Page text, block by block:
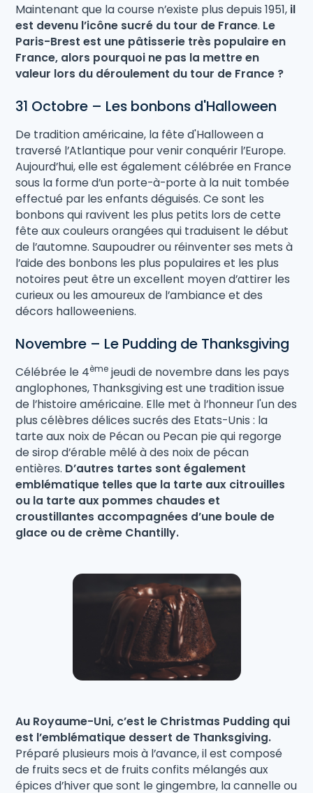
Maintenant que la course n’existe plus depuis 1951, il
est devenu l’icône sucré du tour de France. Le
Paris-Brest est une pâtisserie très populaire en
France, alors pourquoi ne pas la mettre en
valeur lors du déroulement du tour de France ?
31 Octobre – Les bonbons d'Halloween
De tradition américaine, la fête d'Halloween a
traversé l’Atlantique pour venir conquérir l’Europe.
Aujourd’hui, elle est également célébrée en France
sous la forme d’un porte-à-porte à la nuit tombée
effectué par les enfants déguisés. Ce sont les
bonbons qui ravivent les plus petits lors de cette
fête aux couleurs orangées qui traduisent le début
de l’automne. Saupoudrer ou réinventer ses mets à
l’aide des bonbons les plus populaires et les plus
notoires peut être un excellent moyen d’attirer les
curieux ou les amoureux de l’ambiance et des
décors halloweeniens.
Novembre – Le Pudding de Thanksgiving
Célébrée le 4ème jeudi de novembre dans les pays
anglophones, Thanksgiving est une tradition issue
de l’histoire américaine. Elle met à l’honneur l'un des
plus célèbres délices sucrés des Etats-Unis : la
tarte aux noix de Pécan ou Pecan pie qui regorge
de sirop d’érable mêlé à des noix de pécan
entières. D’autres tartes sont également
emblématique telles que la tarte aux citrouilles
ou la tarte aux pommes chaudes et
croustillantes accompagnées d’une boule de
glace ou de crème Chantilly.
Au Royaume-Uni, c’est le Christmas Pudding qui
est l’emblématique dessert de Thanksgiving.
Préparé plusieurs mois à l’avance, il est composé
de fruits secs et de fruits confits mélangés aux
épices d’hiver que sont le gingembre, la cannelle ou